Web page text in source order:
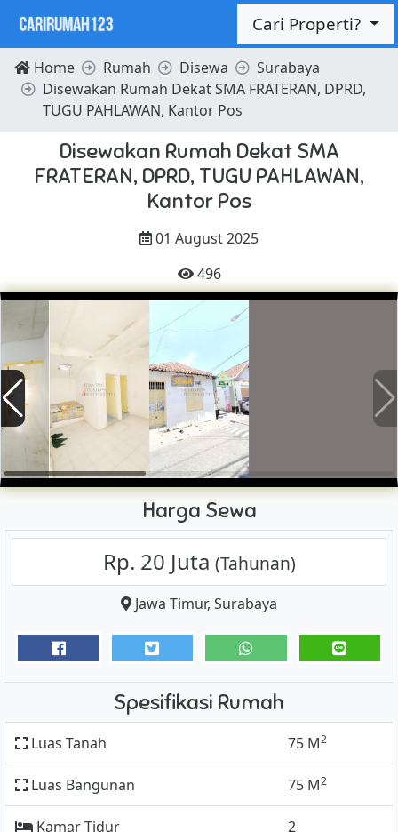
Cari Properti?
Home Rumah Disewa
Surabaya
Disewakan Rumah Dekat SMA FRATERAN, DPRD,
TUGU PAHLAWAN, Kantor Pos
Disewakan Rumah Dekat SMA
FRATERAN, DPRD, TUGU PAHLAWAN,
Kantor Pos
01 August 2025
496
Harga Sewa
Rp. 20 Juta (Tahunan)
Jawa Timur, Surabaya
Spesifikasi Rumah
Luas Tanah 75 M2
Luas Bangunan 75 M2
Kamar Tidur 2